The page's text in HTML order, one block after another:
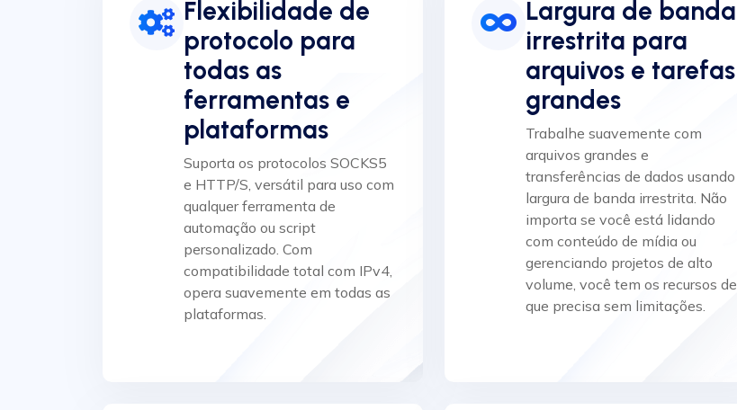
Flexibilidade de
protocolo para
todas as
ferramentas e
plataformas
Suporta os protocolos SOCKS5
e HTTP/S, versátil para uso com
qualquer ferramenta de
automação ou script
personalizado. Com
compatibilidade total com IPv4,
opera suavemente em todas as
plataformas.
Largura de banda
irrestrita para
arquivos e tarefas
grandes
Trabalhe suavemente com
arquivos grandes e
transferências de dados usando
largura de banda irrestrita. Não
importa se você está lidando
com conteúdo de mídia ou
gerenciando projetos de alto
volume, você tem os recursos de
que precisa sem limitações.